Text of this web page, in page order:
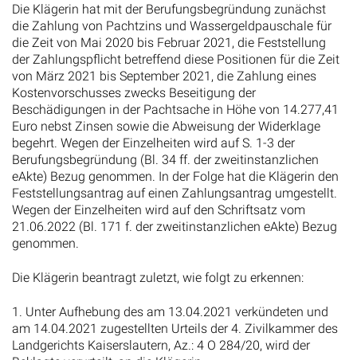
Die Klägerin hat mit der Berufungsbegründung zunächst
die Zahlung von Pachtzins und Wassergeldpauschale für
die Zeit von Mai 2020 bis Februar 2021, die Feststellung
der Zahlungspflicht betreffend diese Positionen für die Zeit
von März 2021 bis September 2021, die Zahlung eines
Kostenvorschusses zwecks Beseitigung der
Beschädigungen in der Pachtsache in Höhe von 14.277,41
Euro nebst Zinsen sowie die Abweisung der Widerklage
begehrt. Wegen der Einzelheiten wird auf S. 1-3 der
Berufungsbegründung (Bl. 34 ff. der zweitinstanzlichen
eAkte) Bezug genommen. In der Folge hat die Klägerin den
Feststellungsantrag auf einen Zahlungsantrag umgestellt.
Wegen der Einzelheiten wird auf den Schriftsatz vom
21.06.2022 (Bl. 171 f. der zweitinstanzlichen eAkte) Bezug
genommen.
Die Klägerin beantragt zuletzt, wie folgt zu erkennen:
1. Unter Aufhebung des am 13.04.2021 verkündeten und
am 14.04.2021 zugestellten Urteils der 4. Zivilkammer des
Landgerichts Kaiserslautern, Az.: 4 O 284/20, wird der